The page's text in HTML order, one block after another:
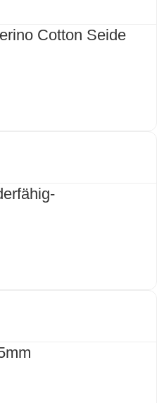
Cotton Seide